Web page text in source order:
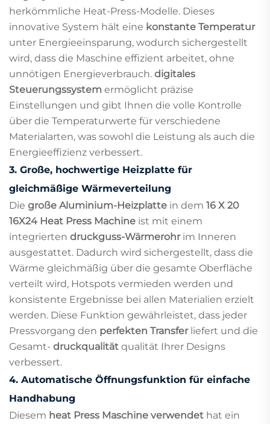
herkömmliche Heat-Press-Modelle. Dieses
innovative System hält eine konstante Temperatur
unter Energieeinsparung, wodurch sichergestellt
wird, dass die Maschine effizient arbeitet, ohne
unnötigen Energieverbrauch. digitales
Steuerungssystem ermöglicht präzise
Einstellungen und gibt Ihnen die volle Kontrolle
über die Temperaturwerte für verschiedene
Materialarten, was sowohl die Leistung als auch die
Energieeffizienz verbessert.
3. Große, hochwertige Heizplatte für
gleichmäßige Wärmeverteilung
Die große Aluminium-Heizplatte in dem 16 X 20
16X24 Heat Press Machine ist mit einem
integrierten druckguss-Wärmerohr im Inneren
ausgestattet. Dadurch wird sichergestellt, dass die
Wärme gleichmäßig über die gesamte Oberfläche
verteilt wird, Hotspots vermieden werden und
konsistente Ergebnisse bei allen Materialien erzielt
werden. Diese Funktion gewährleistet, dass jeder
Pressvorgang den perfekten Transfer liefert und die
Gesamt- druckqualität qualität Ihrer Designs
verbessert.
4. Automatische Öffnungsfunktion für einfache
Handhabung
Diesem heat Press Maschine verwendet hat ein